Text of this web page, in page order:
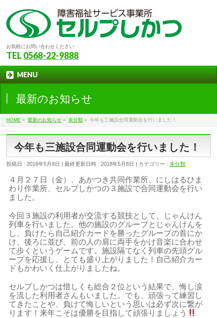
お気軽にお問い合わせください
TEL 0568-22-9888
MENU
最新のお知らせ
HOME » 最新のお知らせ » 未分類 » 今年も三施設合同運動会を行いました！
今年も三施設合同運動会を行いました！
投稿日 : 2018年5月8日 最終更新日時 : 2018年5月8日 カテゴリー :未分類
４月２７日（金）、あかつき共同作業所、にしはるひま
わり作業所、セルプしかつの３施設で合同運動会を行い
ました。
今回３施設の利用者が交流する競技として、じゃんけん
列車を行いました。他の施設のグループとじゃんけんを
し、負けたら自己紹介カードを勝ったグループの首にか
け、後ろに並び、前の人の肩に両手をかけ音楽に合わせ
て歩くというゲームです。施設隔てなく列車の先頭グル
ープを応援し、とても盛り上がりました！自己紹介カー
ドもかわいく仕上がりましたね。
セルプしかつは惜しくも総合２位という結果で、悔し涙
を流した利用者さんもいました。でも、頑張って練習し
てきたことや、負けて悔しいという思いは必ず次に繋が
ります！来年こそは優勝を目指して頑張りましょう